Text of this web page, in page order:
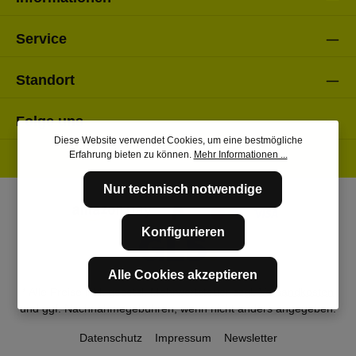
Service
Standort
Folge uns
* Alle Preise inkl. gesetzl. Mehrwertsteuer zzgl.Versandkosten
und ggf. Nachnahmegebühren, wenn nicht anders angegeben.
Datenschutz Impressum Newsletter
Diese Website verwendet Cookies, um eine bestmögliche
Erfahrung bieten zu können. Mehr Informationen ...
Nur technisch notwendige
Konfigurieren
Alle Cookies akzeptieren